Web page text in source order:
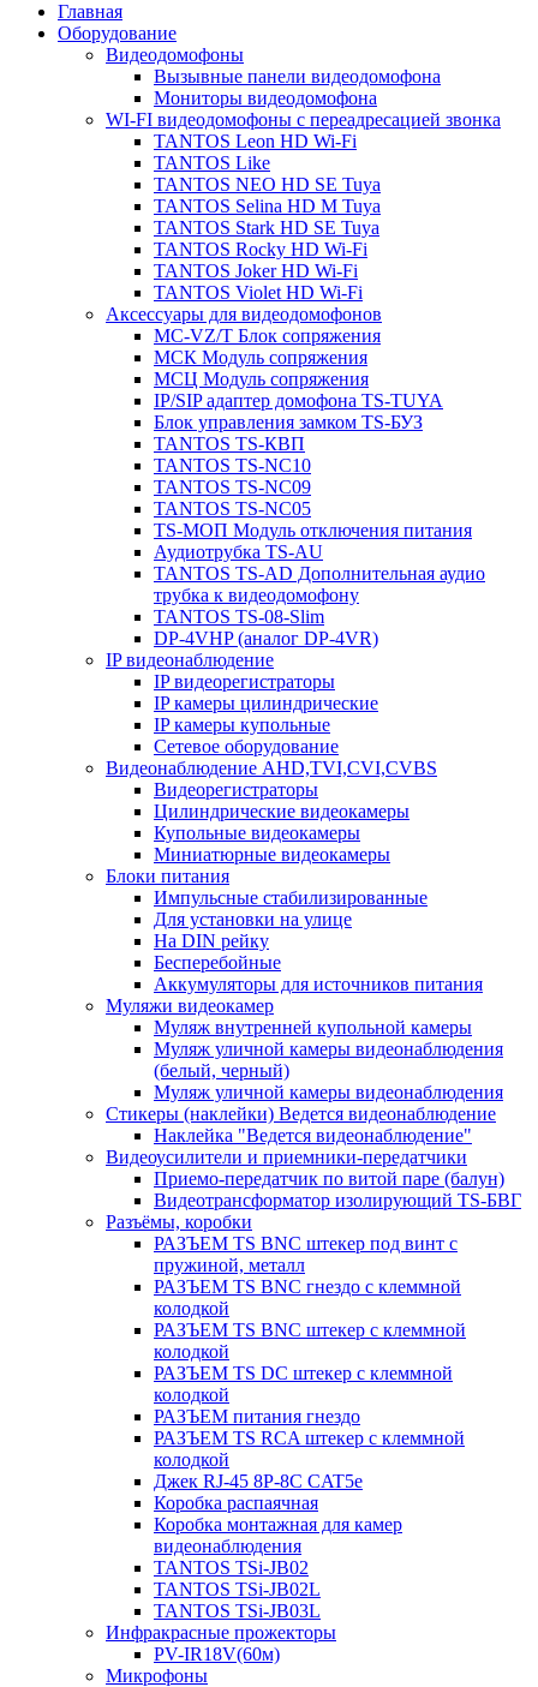
Главная
Оборудование
Видеодомофоны
Вызывные панели видеодомофона
Мониторы видеодомофона
WI-FI видеодомофоны с переадресацией звонка
TANTOS Leon HD Wi-Fi
TANTOS Like
TANTOS NEO HD SE Tuya
TANTOS Selina HD M Tuya
TANTOS Stark HD SE Tuya
TANTOS Rocky HD Wi-Fi
TANTOS Joker HD Wi-Fi
TANTOS Violet HD Wi-Fi
Аксессуары для видеодомофонов
MC-VZ/T Блок сопряжения
МСК Модуль сопряжения
МСЦ Модуль сопряжения
IP/SIP адаптер домофона TS-TUYA
Блок управления замком TS-БУЗ
TANTOS TS-КВП
TANTOS TS-NC10
TANTOS TS-NC09
TANTOS TS-NC05
TS-МОП Модуль отключения питания
Аудиотрубка TS-AU
TANTOS TS-AD Дополнительная аудио
трубка к видеодомофону
TANTOS TS-08-Slim
DP-4VHP (аналог DP-4VR)
IP видеонаблюдение
IP видеорегистраторы
IP камеры цилиндрические
IP камеры купольные
Сетевое оборудование
Видеонаблюдение AHD,TVI,CVI,CVBS
Видеорегистраторы
Цилиндрические видеокамеры
Купольные видеокамеры
Миниатюрные видеокамеры
Блоки питания
Импульсные стабилизированные
Для установки на улице
На DIN рейку
Бесперебойные
Аккумуляторы для источников питания
Муляжи видеокамер
Муляж внутренней купольной камеры
Муляж уличной камеры видеонаблюдения
(белый, черный)
Муляж уличной камеры видеонаблюдения
Стикеры (наклейки) Ведется видеонаблюдение
Наклейка "Ведется видеонаблюдение"
Видеоусилители и приемники-передатчики
Приемо-передатчик по витой паре (балун)
Видеотрансформатор изолирующий TS-БВГ
Разъёмы, коробки
РАЗЪЕМ TS BNC штекер под винт с
пружиной, металл
РАЗЪЕМ TS BNC гнездо с клеммной
колодкой
РАЗЪЕМ TS BNC штекер с клеммной
колодкой
РАЗЪЕМ TS DC штекер с клеммной
колодкой
РАЗЪЕМ питания гнездо
РАЗЪЕМ TS RCA штекер с клеммной
колодкой
Джек RJ-45 8P-8C CAT5e
Коробка распаячная
Коробка монтажная для камер
видеонаблюдения
TANTOS TSi-JB02
TANTOS TSi-JB02L
TANTOS TSi-JB03L
Инфракрасные прожекторы
PV-IR18V(60м)
Микрофоны